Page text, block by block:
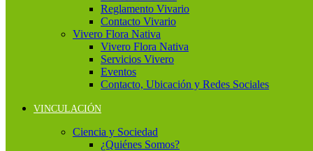
Reglamento Vivario
Contacto Vivario
Vivero Flora Nativa
Vivero Flora Nativa
Servicios Vivero
Eventos
Contacto, Ubicación y Redes Sociales
VINCULACIÓN
Ciencia y Sociedad
¿Quiénes Somos?